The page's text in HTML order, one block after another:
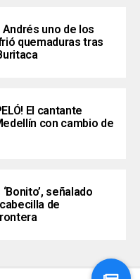
uno de los
quemaduras tras
El cantante
con cambio de
señalado
de